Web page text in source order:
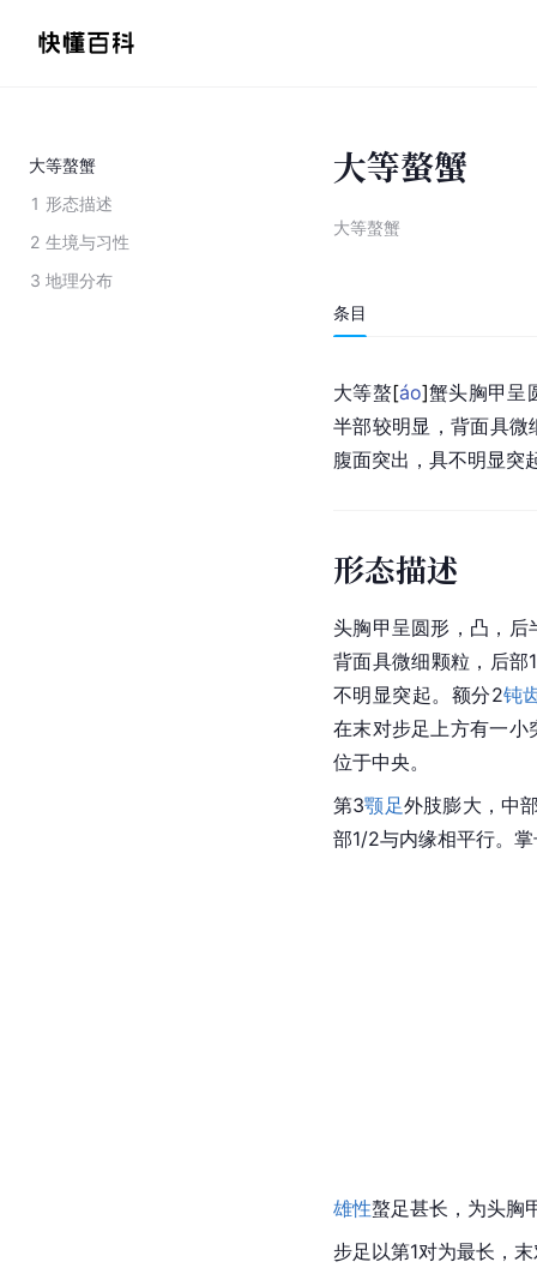
大等螯蟹
1 形态描述
2 生境与习性
3 地理分布
大等螯蟹
大等螯蟹
条目
大等螯[áo]蟹头胸甲呈
半部较明显，背面具微
腹面突出，具不明显突
形态描述
头胸甲呈圆形，凸，后
背面具微细颗粒，后部
不明显突起。额分2钝
在末对步足上方有一小
位于中央。
第3颚足外肢膨大，中
部1/2与内缘相平行。
雄性螯足甚长，为头胸
步足以第1对为最长，